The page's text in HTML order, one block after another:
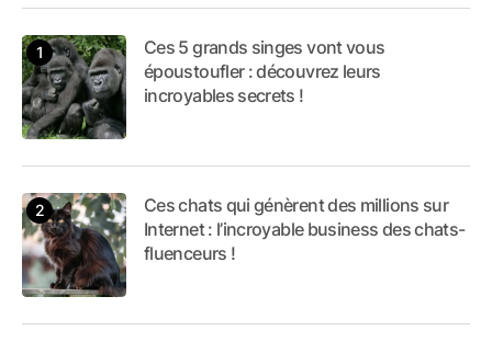
Ces 5 grands singes vont vous
époustoufler : découvrez leurs
incroyables secrets !
Ces chats qui génèrent des millions sur
Internet : l’incroyable business des chats-
fluenceurs !